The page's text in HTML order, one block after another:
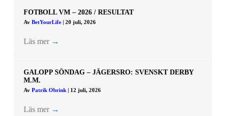
FOTBOLL VM – 2026 / RESULTAT
Av BetYourLife 20 juli, 2026
Läs mer →
GALOPP SÖNDAG – JÄGERSRO: SVENSKT DERBY
M.M.
Av Patrik Obrink 12 juli, 2026
Läs mer →